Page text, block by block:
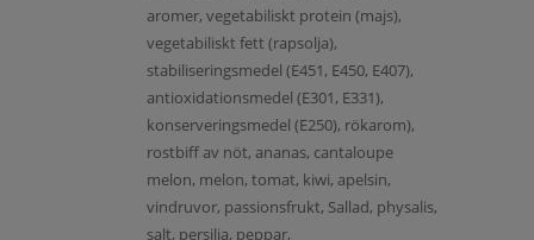
aromer, vegetabiliskt protein (majs),
vegetabiliskt fett (rapsolja),
stabiliseringsmedel (E451, E450, E407),
antioxidationsmedel (E301, E331),
konserveringsmedel (E250), rökarom),
rostbiff av nöt, ananas, cantaloupe
melon, melon, tomat, kiwi, apelsin,
vindruvor, passionsfrukt, Sallad, physalis,
salt, persilja, peppar,